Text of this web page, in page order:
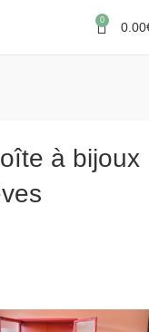
0 0.00
à bijoux